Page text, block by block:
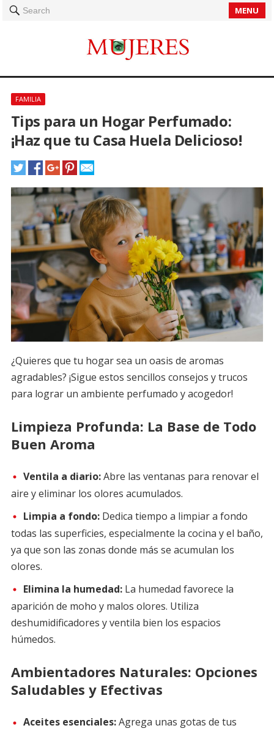
Search MENU
FAMILIA
Tips para un Hogar Perfumado:
¡Haz que tu Casa Huela Delicioso!
¿Quieres que tu hogar sea un oasis de aromas
agradables? ¡Sigue estos sencillos consejos y trucos
para lograr un ambiente perfumado y acogedor!
Limpieza Profunda: La Base de Todo
Buen Aroma
Ventila a diario:Abre las ventanas para renovar el
aire y eliminar los olores acumulados.
Limpia a fondo:Dedica tiempo a limpiar a fondo
todas las superficies, especialmente la cocina y el baño,
ya que son las zonas donde más se acumulan los
olores.
Elimina la humedad:La humedad favorece la
aparición de moho y malos olores. Utiliza
deshumidificadores y ventila bien los espacios
húmedos.
Ambientadores Naturales: Opciones
Saludables y Efectivas
Aceites esenciales:Agrega unas gotas de tus